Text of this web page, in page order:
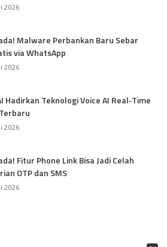
2026
Malware Perbankan Baru Sebar
via WhatsApp
2026
Hadirkan Teknologi Voice AI Real-Time
2026
Fitur Phone Link Bisa Jadi Celah
OTP dan SMS
2026